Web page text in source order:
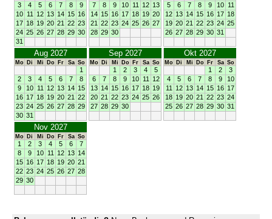
3
4 5 6 7 8
9
10 11 12 13 14 15 16
17 18 19 20 21 22 23
24 25 26 27 28 29 30
31
7
8 9 10 11 12 13
14 15 16 17 18 19 20
21 22 23 24 25 26 27
28 29 30
5
6 7 8 9 10 11
12 13 14 15 16 17 18
19 20 21 22 23 24 25
26 27 28 29 30 31
Aug 2027
Mo Di Mi Do Fr Sa So
1
2
3 4 5 6 7
8
9
10 11 12 13 14 15
16 17 18 19 20 21 22
23 24 25 26 27 28 29
30 31
Sep 2027
Mo Di Mi Do Fr Sa So
1 2 3 4
5
6
7 8 9 10 11
12
13 14 15 16 17 18 19
20 21 22 23 24 25 26
27 28 29 30
Okt 2027
Mo Di Mi Do Fr Sa So
1 2
3
4
5 6 7 8 9
10
11
12 13 14 15 16 17
18 19 20 21 22 23 24
25 26 27 28 29 30 31
Nov 2027
Mo Di Mi Do Fr Sa So
1 2 3 4 5 6
7
8
9 10 11 12 13 14
15 16 17 18 19 20 21
22 23 24 25 26 27 28
29 30